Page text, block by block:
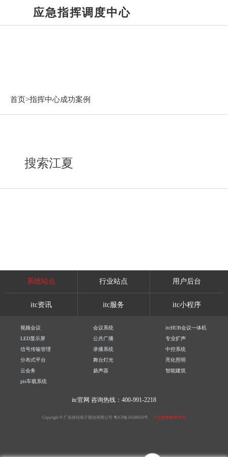
应急指挥调度中心
首页>指挥中心成功案例
搜索江夏
系统站点 行业站点 用户后台
itc资讯 itc服务 itc小程序
视频会议 会议系统
itcHUB会议一体机
LED显示屏
公共广播
专业扩声
信号传输管理
录播系统
中控系统
分布式平台
舞台灯光
亮化照明
云会务
扬声器
智能建筑
pis车载系统
itc官网 咨询热线：400-991-2218
Copyright © 广东保伦电子股份有限公司 粤ICP备16106620号 产品参数解释声明